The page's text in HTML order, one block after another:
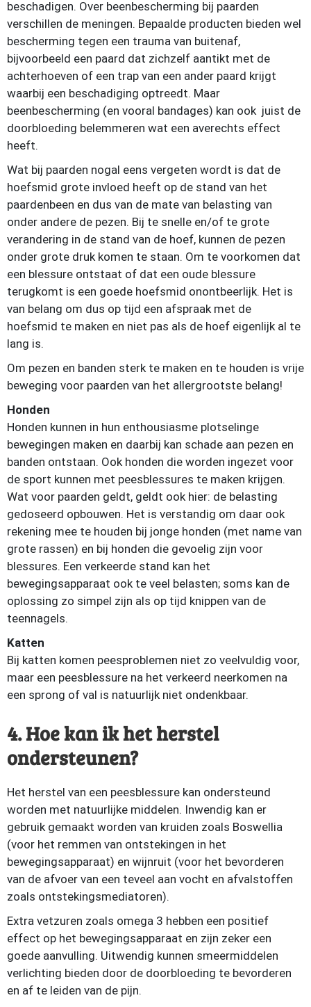
beschadigen. Over beenbescherming bij paarden
verschillen de meningen. Bepaalde producten bieden wel
bescherming tegen een trauma van buitenaf,
bijvoorbeeld een paard dat zichzelf aantikt met de
achterhoeven of een trap van een ander paard krijgt
waarbij een beschadiging optreedt. Maar
beenbescherming (en vooral bandages) kan ook juist de
doorbloeding belemmeren wat een averechts effect
heeft.
Wat bij paarden nogal eens vergeten wordt is dat de
hoefsmid grote invloed heeft op de stand van het
paardenbeen en dus van de mate van belasting van
onder andere de pezen. Bij te snelle en/of te grote
verandering in de stand van de hoef, kunnen de pezen
onder grote druk komen te staan. Om te voorkomen dat
een blessure ontstaat of dat een oude blessure
terugkomt is een goede hoefsmid onontbeerlijk. Het is
van belang om dus op tijd een afspraak met de
hoefsmid te maken en niet pas als de hoef eigenlijk al te
lang is.
Om pezen en banden sterk te maken en te houden is vrije
beweging voor paarden van het allergrootste belang!
Honden
Honden kunnen in hun enthousiasme plotselinge
bewegingen maken en daarbij kan schade aan pezen en
banden ontstaan. Ook honden die worden ingezet voor
de sport kunnen met peesblessures te maken krijgen.
Wat voor paarden geldt, geldt ook hier: de belasting
gedoseerd opbouwen. Het is verstandig om daar ook
rekening mee te houden bij jonge honden (met name van
grote rassen) en bij honden die gevoelig zijn voor
blessures. Een verkeerde stand kan het
bewegingsapparaat ook te veel belasten; soms kan de
oplossing zo simpel zijn als op tijd knippen van de
teennagels.
Katten
Bij katten komen peesproblemen niet zo veelvuldig voor,
maar een peesblessure na het verkeerd neerkomen na
een sprong of val is natuurlijk niet ondenkbaar.
4. Hoe kan ik het herstel
ondersteunen?
Het herstel van een peesblessure kan ondersteund
worden met natuurlijke middelen. Inwendig kan er
gebruik gemaakt worden van kruiden zoals Boswellia
(voor het remmen van ontstekingen in het
bewegingsapparaat) en wijnruit (voor het bevorderen
van de afvoer van een teveel aan vocht en afvalstoffen
zoals ontstekingsmediatoren).
Extra vetzuren zoals omega 3 hebben een positief
effect op het bewegingsapparaat en zijn zeker een
goede aanvulling. Uitwendig kunnen smeermiddelen
verlichting bieden door de doorbloeding te bevorderen
en af te leiden van de pijn.